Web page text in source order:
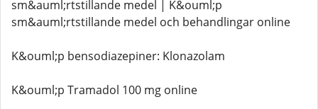
sm&auml;rtstillande medel | K&ouml;p
sm&auml;rtstillande medel och behandlingar online
K&ouml;p bensodiazepiner: Klonazolam
K&ouml;p Tramadol 100 mg online